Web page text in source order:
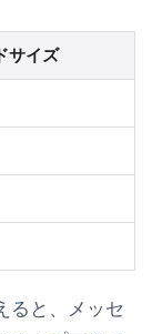
サイズ
ると、メッセ